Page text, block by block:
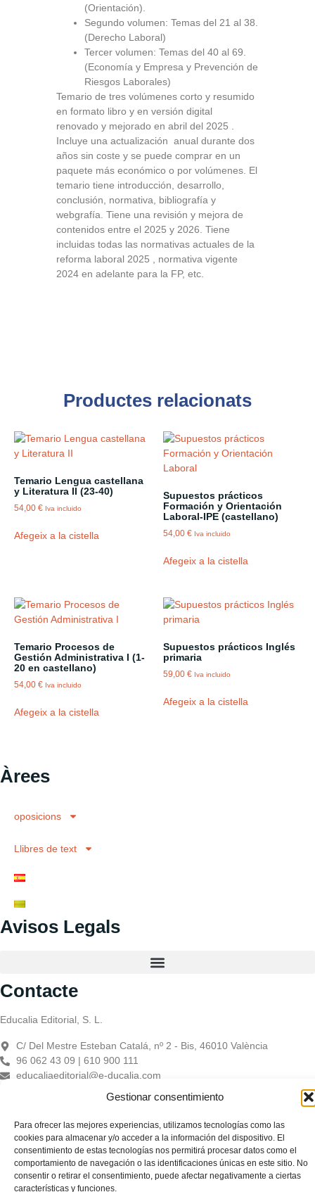
Gestionar consentimiento
Para ofrecer las mejores experiencias, utilizamos tecnologías como las
cookies para almacenar y/o acceder a la información del dispositivo. El
consentimiento de estas tecnologías nos permitirá procesar datos como el
comportamiento de navegación o las identificaciones únicas en este sitio. No
consentir o retirar el consentimiento, puede afectar negativamente a ciertas
características y funciones.
(Orientación).
Segundo volumen: Temas del 21 al 38.
(Derecho Laboral)
Tercer volumen: Temas del 40 al 69.
(Economía y Empresa y Prevención de
Riesgos Laborales)
Temario de tres volúmenes corto y resumido
en formato libro y en versión digital
renovado y mejorado en abril del 2025 .
Incluye una actualización anual durante dos
años sin coste y se puede comprar en un
paquete más económico o por volúmenes. El
temario tiene introducción, desarrollo,
conclusión, normativa, bibliografía y
webgrafía. Tiene una revisión y mejora de
contenidos entre el 2025 y 2026. Tiene
incluidas todas las normativas actuales de la
reforma laboral 2025 , normativa vigente
2024 en adelante para la FP, etc.
Productes relacionats
Temario Lengua castellana
y Literatura II (23-40)
54,00 € Iva incluido
Afegeix a la cistella
Supuestos prácticos
Formación y Orientación
Laboral-IPE (castellano)
54,00€ Iva incluido
Afegeix a la cistella
Temario Procesos de
Gestión Administrativa I (1-
20 en castellano)
54,00 € Iva incluido
Afegeix a la cistella
Supuestos prácticos Inglés
primaria
59,00€ Iva incluido
Afegeix a la cistella
Àrees
oposicions
Llibres de text
Avisos Legals
Contacte
Educalia Editorial, S. L.
C/ Del Mestre Esteban Catalá, nº 2 - Bis, 46010 València
96 062 43 09 | 610 900 111
educaliaeditorial@e-ducalia.com
Registre Mercantil de València:
Educàlia Editorial Sociedad Limitada – Presentación: Tomo 10411.
Libro 7692. Hoja V-179332. Folio 113 – C.I.F. B-98958523